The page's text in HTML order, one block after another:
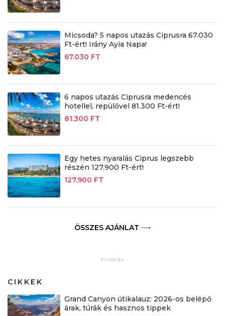
Micsoda? 5 napos utazás Ciprusra 67.030
Ft-ért! Irány Ayia Napa!
67.030 FT
6 napos utazás Ciprusra medencés
hotellel, repülővel 81.300 Ft-ért!
81.300 FT
Egy hetes nyaralás Ciprus legszebb
részén 127.900 Ft-ért!
127.900 FT
ÖSSZES AJÁNLAT
CIKKEK
Grand Canyon útikalauz: 2026-os belépő
árak, túrák és hasznos tippek